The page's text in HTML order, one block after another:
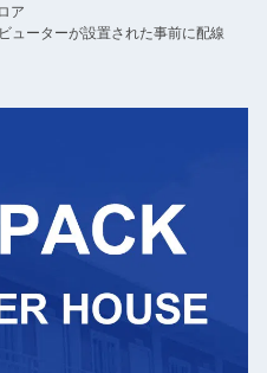
ア
ューターが設置された事前に配線